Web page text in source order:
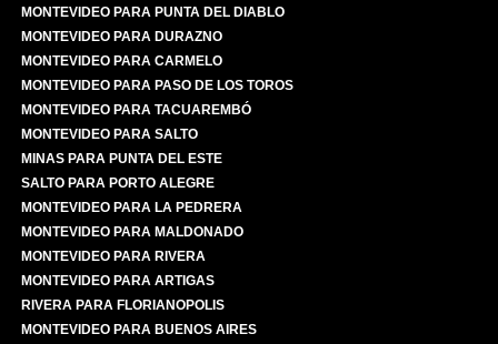
MONTEVIDEO PARA PUNTA DEL DIABLO
MONTEVIDEO PARA DURAZNO
MONTEVIDEO PARA CARMELO
MONTEVIDEO PARA PASO DE LOS TOROS
MONTEVIDEO PARA TACUAREMBÓ
MONTEVIDEO PARA SALTO
MINAS PARA PUNTA DEL ESTE
SALTO PARA PORTO ALEGRE
MONTEVIDEO PARA LA PEDRERA
MONTEVIDEO PARA MALDONADO
MONTEVIDEO PARA RIVERA
MONTEVIDEO PARA ARTIGAS
RIVERA PARA FLORIANOPOLIS
MONTEVIDEO PARA BUENOS AIRES